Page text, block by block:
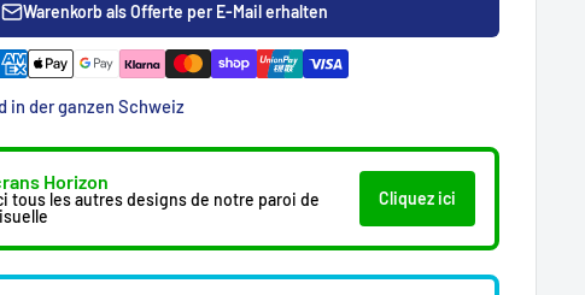
Warenkorb als Offerte per E-Mail erhalten
in der ganzen Schweiz
Horizon
tous les autres designs de notre paroi de
Cliquez ici